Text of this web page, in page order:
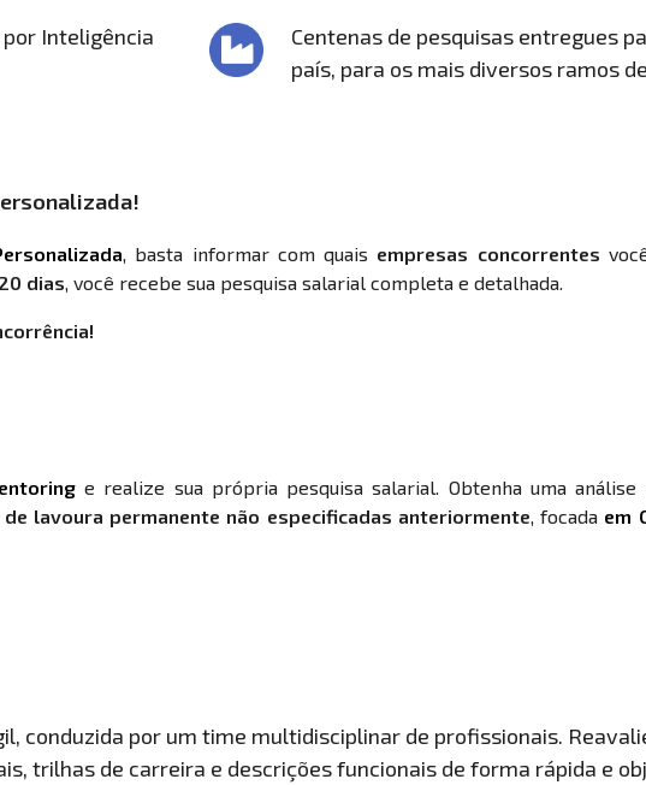
Inteligência
Centenas de pesquisas entregues
país, para os mais diversos ramos
, basta informar com quais empresas concorrentes
dias , você recebe sua pesquisa salarial completa e detalhada.
e realize sua própria pesquisa salarial. Obtenha uma análise
lavoura permanente não especificadas anteriormente , focada em
conduzida por um time multidisciplinar de profissionais.
trilhas de carreira e descrições funcionais de forma rápida e